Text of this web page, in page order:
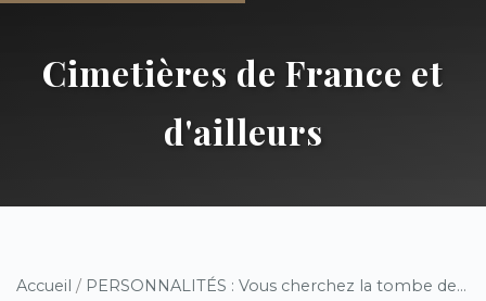
Cimetières de France et
d'ailleurs
Accueil / PERSONNALITÉS : Vous cherchez la tombe de...